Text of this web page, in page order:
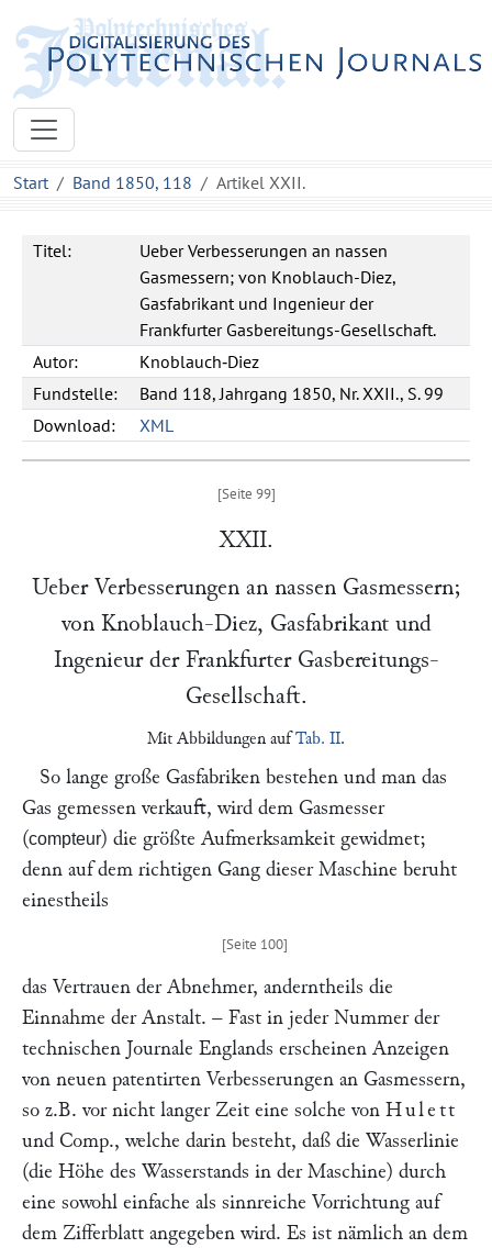
Start Band 1850, 118 Artikel XXII.
Titel:
Ueber Verbesserungen an nassen
Gasmessern; von Knoblauch-Diez,
Gasfabrikant und Ingenieur der
Frankfurter Gasbereitungs-Gesellschaft.
Autor:
Knoblauch‐Diez
Fundstelle:
Band 118, Jahrgang 1850, Nr. XXII., S. 99
Download:
XML
XXII.
Ueber Verbesserungen an nassen Gasmessern;
von Knoblauch-Diez, Gasfabrikant und
Ingenieur der Frankfurter Gasbereitungs-
Gesellschaft.
Mit Abbildungen aufTab. II.
So lange große Gasfabriken bestehen und man das
Gas gemessen verkauft, wird dem Gasmesser
(compteur) die größte Aufmerksamkeit gewidmet;
denn auf dem richtigen Gang dieser Maschine beruht
einestheils
das Vertrauen der Abnehmer, anderntheils die
Einnahme der Anstalt. – Fast in jeder Nummer der
technischen Journale Englands erscheinen Anzeigen
von neuen patentirten Verbesserungen an Gasmessern,
so z.B. vor nicht langer Zeit eine solche von Hulett
und Comp., welche darin besteht, daß die Wasserlinie
(die Höhe des Wasserstands in der Maschine) durch
eine sowohl einfache als sinnreiche Vorrichtung auf
dem Zifferblatt angegeben wird. Es ist nämlich an dem